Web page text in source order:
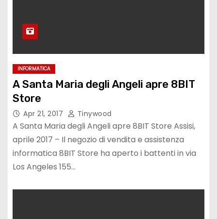
INFORMATICA
A Santa Maria degli Angeli apre 8BIT
Store
Apr 21, 2017 Tinywood
A Santa Maria degli Angeli apre 8BIT Store Assisi,
aprile 2017 – Il negozio di vendita e assistenza
informatica 8BIT Store ha aperto i battenti in via
Los Angeles 155…